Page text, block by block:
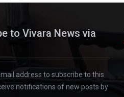
to Vivara News via
address to subscribe to this
notifications of new posts by